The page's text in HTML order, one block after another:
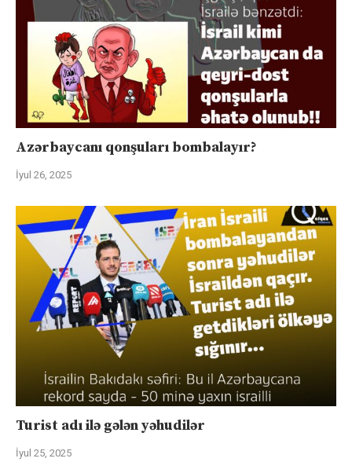
Azərbaycanı qonşuları bombalayır?
İyul 26, 2025
Turist adı ilə gələn yəhudilər
İyul 25, 2025